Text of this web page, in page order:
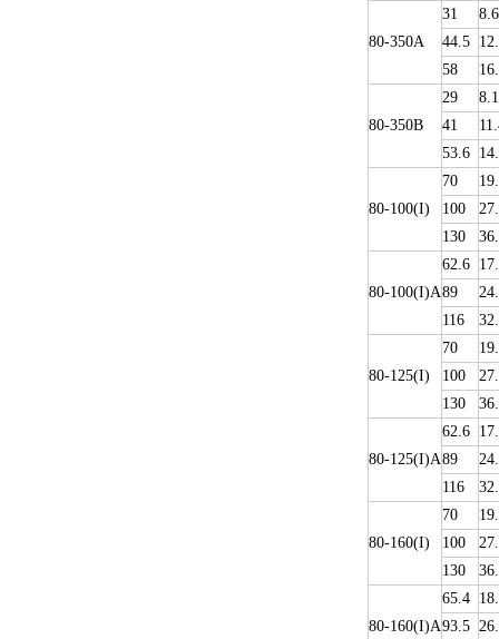
80-350A
31
8.6
44.5
58
80-350B
29
8.1
41
53.6
80-100(I)
70
100
130
80-100(I)A
62.6
89
116
80-125(I)
70
100
130
80-125(I)A
62.6
89
116
80-160(I)
70
100
130
80-160(I)A
65.4
93.5